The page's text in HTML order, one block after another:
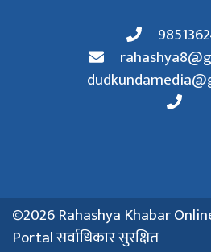
©2026 Rahashya Khabar
Portal सर्वाधिकार सुरक्षित